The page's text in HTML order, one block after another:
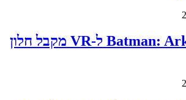
Batman: Arkham Shadow ל-VR מקבל חלון